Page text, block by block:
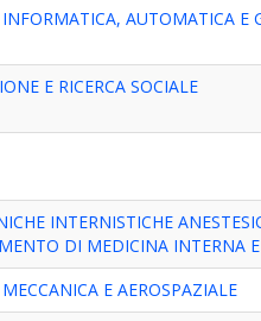
AUTOMATICA E
E RICERCA SOCIALE
INTERNISTICHE
DI MEDICINA INTERNA
E AEROSPAZIALE